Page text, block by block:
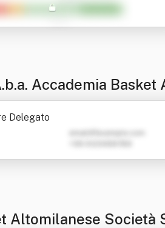
Accademia Basket
Sportiva
Delegato
Altomilanese